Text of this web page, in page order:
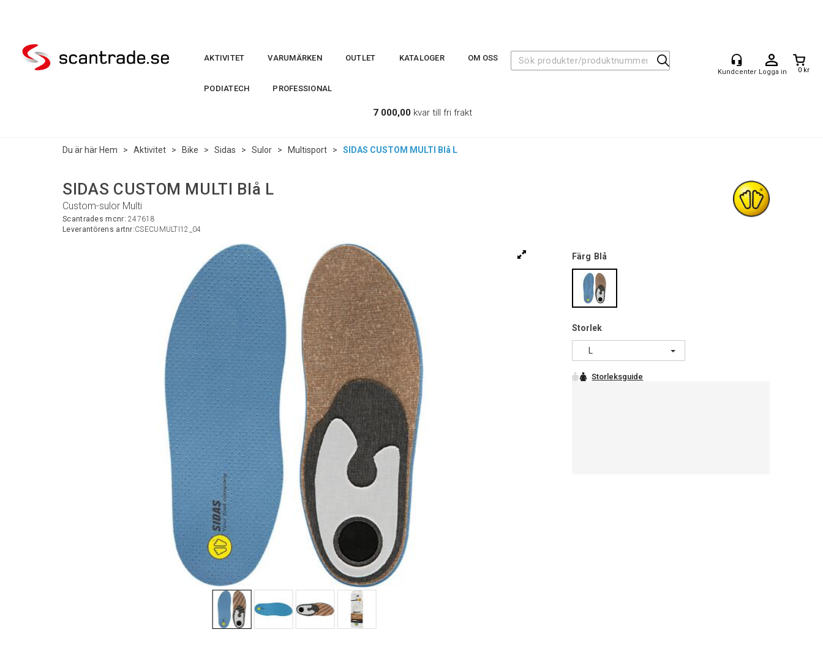
Logga in 0 kr
AKTIVITET VARUMÄRKEN OUTLET KATALOGER OM OSS
PODIATECH PROFESSIONAL
7 000,00 kvar till fri frakt
Du är här Hem > Aktivitet > Bike > Sidas > Sulor > Multisport > SIDAS CUSTOM MULTI Blå L
SIDAS CUSTOM MULTI Blå L
Custom-sulor Multi
Scantrades mcnr:247618
Leverantörens artnr:CSECUMULTI12_04
Färg Blå
Storlek